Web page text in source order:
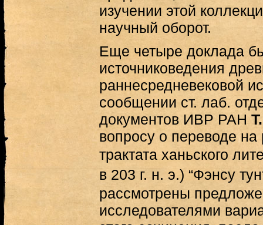
изучении этой
научный оборот.
Еще четыре доклада
источниковедения
раннесредневековой
сообщении ст. лаб.
документов ИВР РАН
вопросу о переводе на
трактата ханьского
в 203 г. н. э.) “Фэнсу
рассмотрены
исследователями